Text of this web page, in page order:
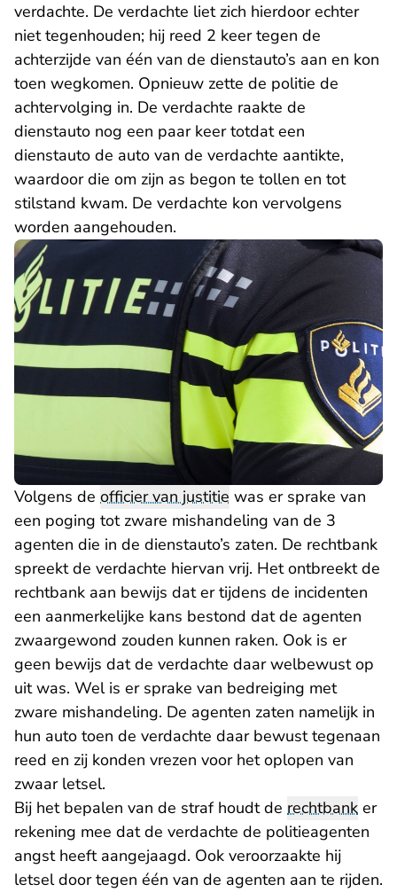
verdachte. De verdachte liet zich hierdoor echter
niet tegenhouden; hij reed 2 keer tegen de
achterzijde van één van de dienstauto’s aan en kon
toen wegkomen. Opnieuw zette de politie de
achtervolging in. De verdachte raakte de
dienstauto nog een paar keer totdat een
dienstauto de auto van de verdachte aantikte,
waardoor die om zijn as begon te tollen en tot
stilstand kwam. De verdachte kon vervolgens
worden aangehouden.
Volgens de officier van justitie was er sprake van
een poging tot zware mishandeling van de 3
agenten die in de dienstauto’s zaten. De rechtbank
spreekt de verdachte hiervan vrij. Het ontbreekt de
rechtbank aan bewijs dat er tijdens de incidenten
een aanmerkelijke kans bestond dat de agenten
zwaargewond zouden kunnen raken. Ook is er
geen bewijs dat de verdachte daar welbewust op
uit was. Wel is er sprake van bedreiging met
zware mishandeling. De agenten zaten namelijk in
hun auto toen de verdachte daar bewust tegenaan
reed en zij konden vrezen voor het oplopen van
zwaar letsel.
Bij het bepalen van de straf houdt de rechtbank er
rekening mee dat de verdachte de politieagenten
angst heeft aangejaagd. Ook veroorzaakte hij
letsel door tegen één van de agenten aan te rijden.